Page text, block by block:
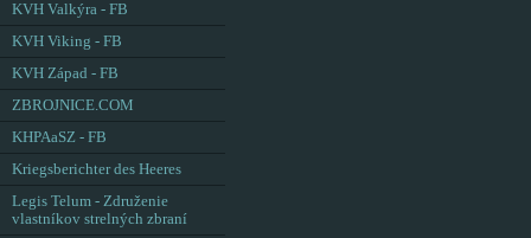
KVH Valkýra - FB
KVH Viking - FB
KVH Západ - FB
ZBROJNICE.COM
KHPAaSZ - FB
Kriegsberichter des Heeres
Legis Telum - Združenie
vlastníkov strelných zbraní